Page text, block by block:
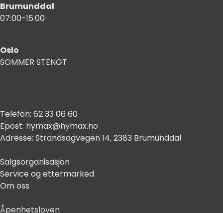
Brumunddal
07:00-15:00
Oslo
SOMMER STENGT
Telefon: 62 33 06 60
Epost: hymax@hymax.no
Adresse: Strandsagvegen 14, 2383 Brumunddal
Salgsorganisasjon
Service og ettermarked
Om oss
Åpenhetsloven